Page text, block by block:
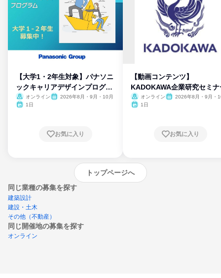
【大学1・2年生対象】パナソニ
ックキャリアデザインプログラ
ム
オンライン
2026年8月・9月・10月
1日
お気に入り
【動画コンテンツ】
KADOKAWA企業研究セミナ
オンライン
2026年8月・9月・
1日
お気に入り
トップページへ
同じ業種の募集を探す
建築設計
建設・土木
その他（不動産）
同じ開催地の募集を探す
オンライン